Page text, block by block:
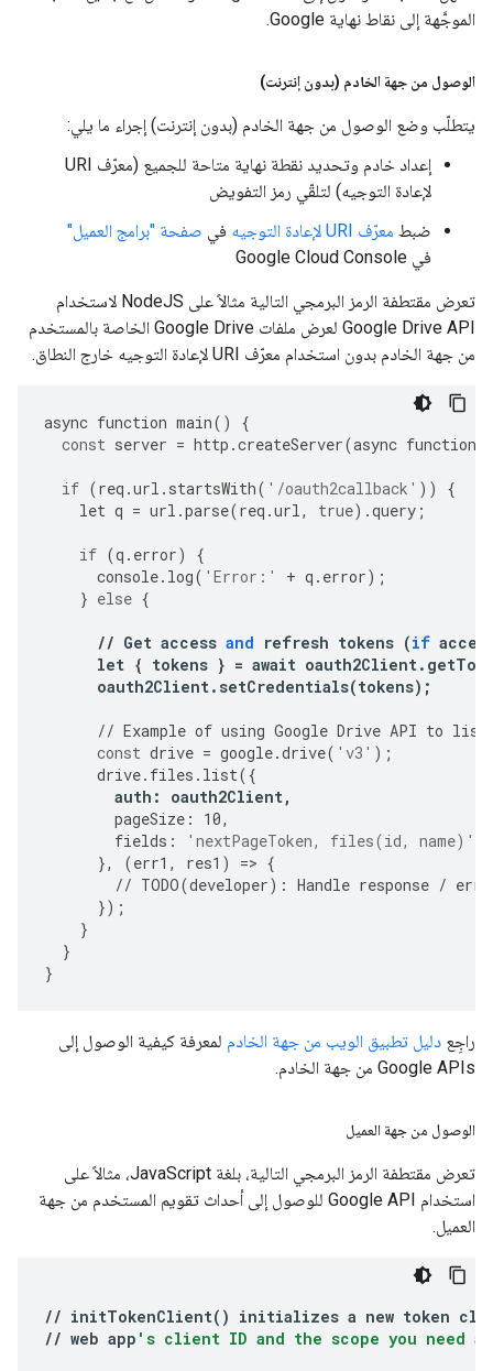
الموجَّهة إلى نقاط نهاية Google.
الوصول من جهة الخادم (بدون إنترنت)
يتطلّب وضع الوصول من جهة الخادم (بدون إنترنت) إجراء ما يلي:
إعداد خادم وتحديد نقطة نهاية متاحة للجميع (معرّف URI
لإعادة التوجيه) لتلقّي رمز التفويض
ضبط معرّف URI لإعادة التوجيه في صفحة "برامج العميل"
في Google Cloud Console
تعرض مقتطفة الرمز البرمجي التالية مثالاً على NodeJS لاستخدام
Google Drive API لعرض ملفات Google Drive الخاصة بالمستخدم
من جهة الخادم بدون استخدام معرّف URI لإعادة التوجيه خارج النطاق.
async function main()
{
const server = http .createServer(async function
if (req .url . startsWith( '/oauth2callback' ))
{
let q = url .parse(req .url, true) .query ;
if (q . error)
{
console. log( 'Error:' + q . error);
} else {
// Get access and refresh tokens (if
let { tokens } = await oauth2Client.
oauth2Client. setCredentials(tokens);
// Example of using Google Drive API to list
const drive = google.drive( 'v3' );
drive. files . list({
auth : oauth2Client,
pageSize : 10,
fields : 'nextPageToken, files(id, name)'
},
(err1 , res1 ) => {
// TODO(developer): Handle response /
});
}
}
}
راجِع دليل تطبيق الويب من جهة الخادم لمعرفة كيفية الوصول إلى
Google APIs من جهة الخادم.
الوصول من جهة العميل
تعرض مقتطفة الرمز البرمجي التالية، بلغة JavaScript، مثالاً على
استخدام Google API للوصول إلى أحداث تقويم المستخدم من جهة
العميل.
// initTokenClient() initializes a new token
// web app 's client ID and the scope you need